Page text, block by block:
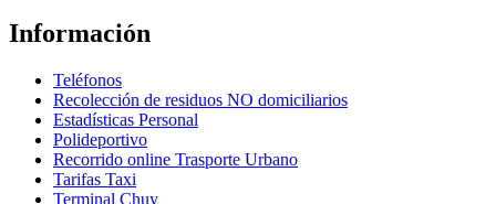
Información
Teléfonos
Recolección de residuos NO domiciliarios
Estadísticas Personal
Polideportivo
Recorrido online Trasporte Urbano
Tarifas Taxi
Terminal Chuy